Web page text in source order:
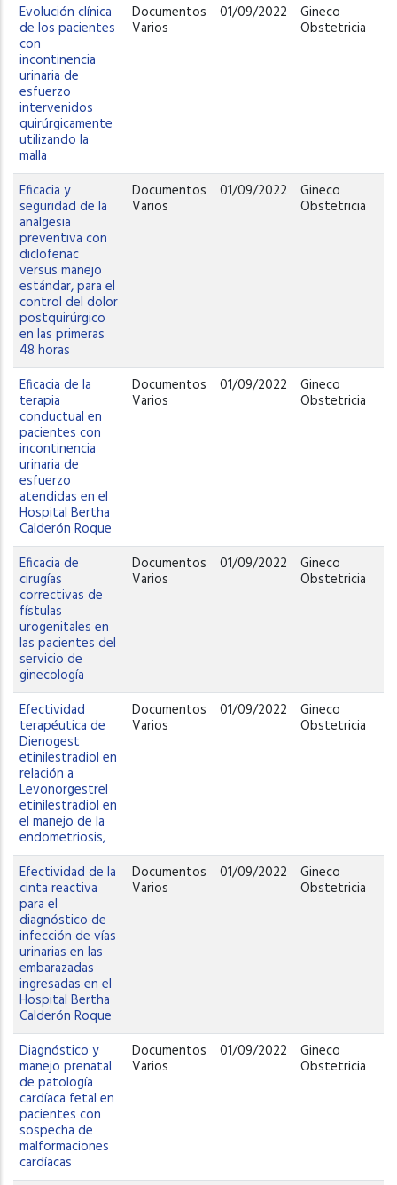
Evolución clínica
de los pacientes
con
incontinencia
urinaria de
esfuerzo
intervenidos
quirúrgicamente
utilizando la
malla
Documentos
Varios
01/09/2022 Gineco
Obstetricia
Eficacia y
seguridad de la
analgesia
preventiva con
diclofenac
versus manejo
estándar, para el
control del dolor
postquirúrgico
en las primeras
48 horas
Documentos
Varios
01/09/2022 Gineco
Obstetricia
Eficacia de la
terapia
conductual en
pacientes con
incontinencia
urinaria de
esfuerzo
atendidas en el
Hospital Bertha
Calderón Roque
Documentos
Varios
01/09/2022 Gineco
Obstetricia
Eficacia de
cirugías
correctivas de
fístulas
urogenitales en
las pacientes del
servicio de
ginecología
Documentos
Varios
01/09/2022 Gineco
Obstetricia
Efectividad
terapéutica de
Dienogest
etinilestradiol en
relación a
Levonorgestrel
etinilestradiol en
el manejo de la
endometriosis,
Documentos
Varios
01/09/2022 Gineco
Obstetricia
Efectividad de la
cinta reactiva
para el
diagnóstico de
infección de vías
urinarias en las
embarazadas
ingresadas en el
Hospital Bertha
Calderón Roque
Documentos
Varios
01/09/2022 Gineco
Obstetricia
Diagnóstico y
manejo prenatal
de patología
cardíaca fetal en
pacientes con
sospecha de
malformaciones
cardíacas
Documentos
Varios
01/09/2022 Gineco
Obstetricia